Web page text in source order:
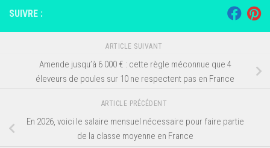
SUIVRE :
ARTICLE SUIVANT
Amende jusqu’à 6 000 € : cette règle méconnue que 4
éleveurs de poules sur 10 ne respectent pas en France
ARTICLE PRÉCÉDENT
En 2026, voici le salaire mensuel nécessaire pour faire partie
de la classe moyenne en France